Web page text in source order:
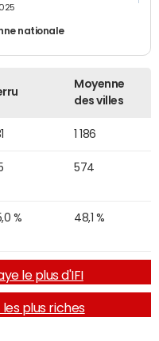
nationale
Moyenne
des villes
1 186
574
% 48,1 %
le plus d'IFI
les plus riches